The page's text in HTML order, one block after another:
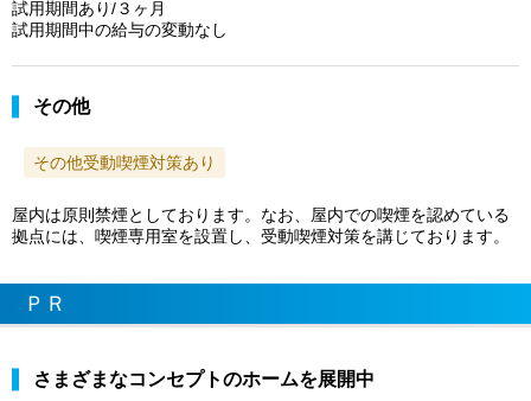
試用期間あり/３ヶ月
試用期間中の給与の変動なし
その他
その他受動喫煙対策あり
屋内は原則禁煙としております。なお、屋内での喫煙を認めている
拠点には、喫煙専用室を設置し、受動喫煙対策を講じております。
ＰＲ
さまざまなコンセプトのホームを展開中